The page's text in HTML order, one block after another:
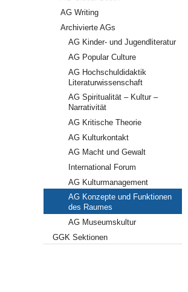
AG Writing
Archivierte AGs
AG Kinder- und Jugendliteratur
AG Popular Culture
AG Hochschuldidaktik
Literaturwissenschaft
AG Spiritualität – Kultur –
Narrativität
AG Kritische Theorie
AG Kulturkontakt
AG Macht und Gewalt
International Forum
AG Kulturmanagement
AG Konzepte und Funktionen
des Raumes
AG Museumskultur
GGK Sektionen